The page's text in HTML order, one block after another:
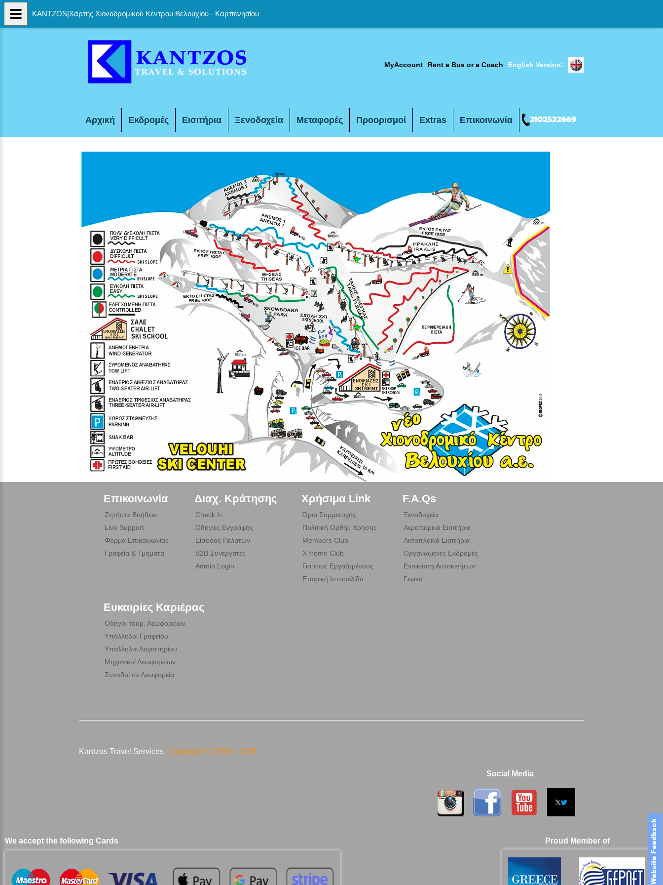
MyAccount Rent a Bus or a Coach English Version:
Αρχική Εκδρομές Εισιτήρια Ξενοδοχεία Μεταφορές Προορισμοί Extras Επικοινωνία
Επικοινωνία
Ζητήστε Βοήθεια
Live Support
Φόρμα Επικοινωνίας
Γραφεία & Τμήματα
Διαχ. Κράτησης
Check In
Οδηγίες Εγγραφής
Είσοδος Πελατών
B2B Συνεργάτες
Admin Login
Χρήσιμα Link
Όροι Συμμετοχής
Πολιτική Ορθής Χρήσης
Members Club
X-treme Club
Για τους Εργαζομένους
Εταιρική Ιστοσελίδα
F.A.Qs
Ξενοδοχεία
Αεροπορικά Εισιτήρια
Ακτοπλοϊκά Εισιτήρια
Οργανωμένες Εκδρομές
Ενοικίαση Αυτοκινήτων
Γενικά
Ευκαιρίες Καριέρας
Οδηγοί τουρ. Λεωφορείων
Υπάλληλοι Γραφείου
Υπάλληλοι Λογιστηρίου
Μηχανικοί Λεωφορείων
Συνοδοί σε Λεωφορεία
Kantzos Travel Services Copyright © 2016 - 2026
Social Media
Proud Member of
We accept the following Cards
KANTZOS|Χάρτης Χιονοδρομικού Κέντρου Βελουχίου - Καρπενησίου